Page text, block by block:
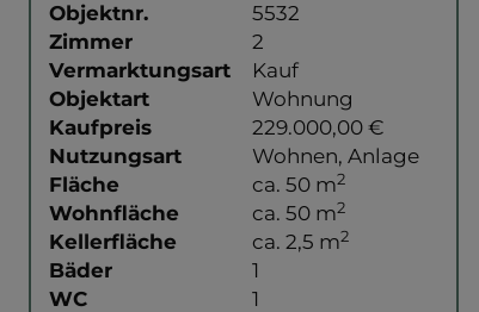
Objektnr.
5532
Zimmer
2
Vermarktungsart
Kauf
Objektart
Wohnung
Kaufpreis
229.000,00 €
Nutzungsart
Wohnen Anlage
Fläche
ca. 50 m2
Wohnfläche ca. 50 m2
Kellerfläche ca. 2,5 m2
Bäder
1
WC
1